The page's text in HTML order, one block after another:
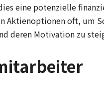
eine potenzielle
Aktienoptionen oft, um
deren Motivation zu